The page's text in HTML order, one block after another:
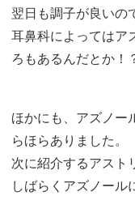
翌日も調子が良いの
耳鼻科によってはア
ろもあるんだとか！
ほかにも、アズノー
らほらありました。
次に紹介するアスト
しばらくアズノール